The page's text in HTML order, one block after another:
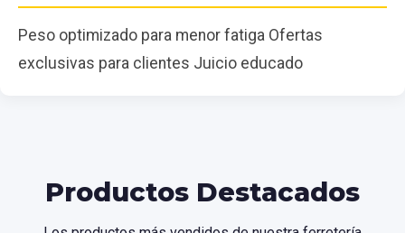
Peso optimizado para menor fatiga Ofertas
exclusivas para clientes Juicio educado
Productos Destacados